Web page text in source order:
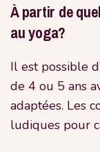
À partir de
au yoga?
Il est possible
de 4 ou 5 ans
adaptées. Les
ludiques pour